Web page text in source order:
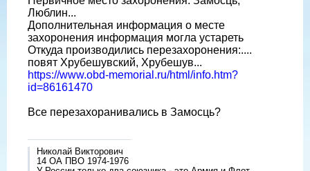
Люблин...
Дополнительная информация о месте
захоронения информация могла устареть
Откуда производились перезахоронения:....
повят Хрубешувский, Хрубешув...
https://www.obd-memorial.ru/html/info.htm?
id=86161470
Все перезахоранивались в Замосць?
Николай Викторович
14 ОА ПВО 1974-1976